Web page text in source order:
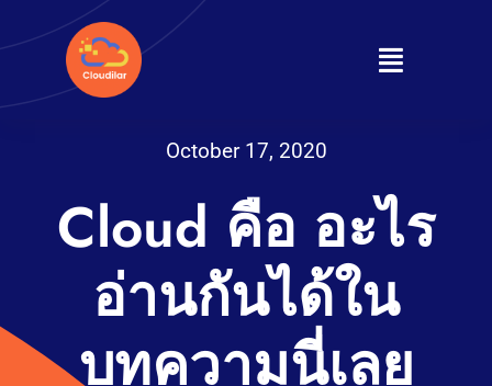
to
content
Toggle
About
Products
Services
October 17, 2020
Cloud คือ อะไร
อ่านกันได้ใน
บทความนี่เลย